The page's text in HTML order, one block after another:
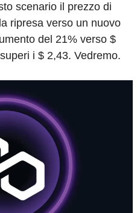
scenario il prezzo di
ripresa verso un nuovo
del 21% verso $
i $ 2,43. Vedremo.